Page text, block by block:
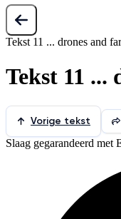
Tekst 11 ... drones and
Tekst 11 ...
Vorige tekst
Slaag gegarandeerd met